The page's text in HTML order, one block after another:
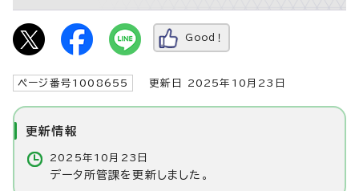
Good！
ページ番号1008655 更新日 2025年10月23日
更新情報
2025年10月23日
データ所管課を更新しました。